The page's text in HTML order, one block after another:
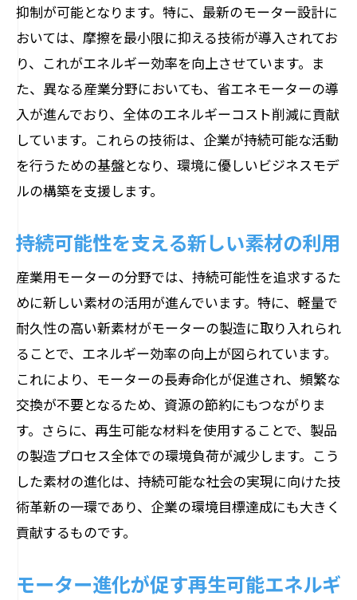
抑制が可能となります。特に、最新のモーター設計に
おいては、摩擦を最小限に抑える技術が導入されてお
り、これがエネルギー効率を向上させています。ま
た、異なる産業分野においても、省エネモーターの導
入が進んでおり、全体のエネルギーコスト削減に貢献
しています。これらの技術は、企業が持続可能な活動
を行うための基盤となり、環境に優しいビジネスモデ
ルの構築を支援します。
持続可能性を支える新しい素材の利用
産業用モーターの分野では、持続可能性を追求するた
めに新しい素材の活用が進んでいます。特に、軽量で
耐久性の高い新素材がモーターの製造に取り入れられ
ることで、エネルギー効率の向上が図られています。
これにより、モーターの長寿命化が促進され、頻繁な
交換が不要となるため、資源の節約にもつながりま
す。さらに、再生可能な材料を使用することで、製品
の製造プロセス全体での環境負荷が減少します。こう
した素材の進化は、持続可能な社会の実現に向けた技
術革新の一環であり、企業の環境目標達成にも大きく
貢献するものです。
モーター進化が促す再生可能エネルギ